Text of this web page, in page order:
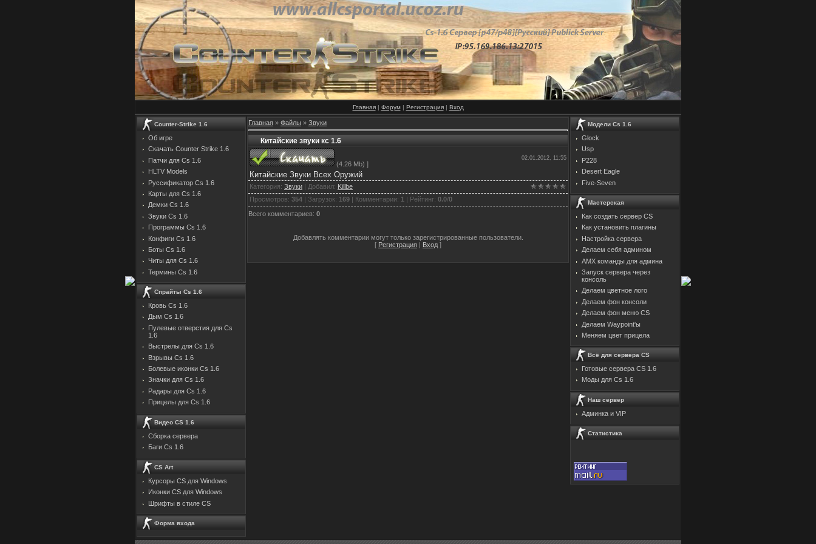
Главная| Форум| Регистрация| Вход
Counter-Strike 1.6
Об игре
Скачать Counter Strike 1.6
Патчи для Cs 1.6
HLTV Models
Руссификатор Cs 1.6
Карты для Cs 1.6
Демки Cs 1.6
Звуки Cs 1.6
Программы Cs 1.6
Конфиги Cs 1.6
Боты Cs 1.6
Читы для Cs 1.6
Термины Cs 1.6
Спрайты Cs 1.6
Кровь Cs 1.6
Дым Cs 1.6
Пулевые отверстия для Cs
1.6
Выстрелы для Cs 1.6
Взрывы Cs 1.6
Болевые иконки Cs 1.6
Значки для Cs 1.6
Радары для Cs 1.6
Прицелы для Cs 1.6
Видео CS 1.6
Сборка сервера
Баги Cs 1.6
CS Art
Курсоры CS для Windows
Иконки CS для Windows
Шрифты в стиле CS
Форма входа
Главная » Файлы » Звуки
Китайские звуки кс 1.6
(4.26 Mb) ]
02.01.2012, 11:55
Китайские Звуки Всех Оружий
Категория: Звуки | Добавил: Killbe
Просмотров: 354 | Загрузок: 169 | Комментарии: 1 | Рейтинг: 0.0/0
Всего комментариев: 0
Добавлять комментарии могут только зарегистрированные пользователи.
[ Регистрация | Вход ]
Модели Cs 1.6
Glock
Usp
P228
Desert Eagle
Five-Seven
Мастерская
Как создать сервер CS
Как установить плагины
Настройка сервера
Делаем себя админом
AMX команды для админа
Запуск сервера через
консоль
Делаем цветное лого
Делаем фон консоли
Делаем фон меню CS
Делаем Waypoint'ы
Меняем цвет прицела
Всё для сервера CS
Готовые сервера CS 1.6
Моды для Cs 1.6
Наш сервер
Админка и VIP
Статистика